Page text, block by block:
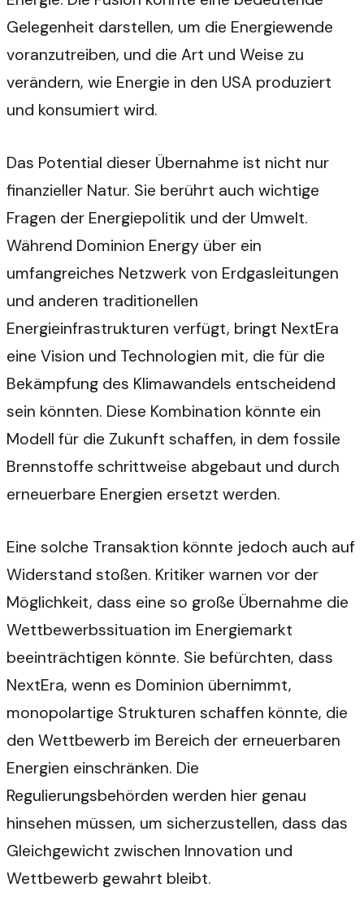
Gelegenheit darstellen, um die Energiewende
voranzutreiben, und die Art und Weise zu
verändern, wie Energie in den USA produziert
und konsumiert wird.
Das Potential dieser Übernahme ist nicht nur
finanzieller Natur. Sie berührt auch wichtige
Fragen der Energiepolitik und der Umwelt.
Während Dominion Energy über ein
umfangreiches Netzwerk von Erdgasleitungen
und anderen traditionellen
Energieinfrastrukturen verfügt, bringt NextEra
eine Vision und Technologien mit, die für die
Bekämpfung des Klimawandels entscheidend
sein könnten. Diese Kombination könnte ein
Modell für die Zukunft schaffen, in dem fossile
Brennstoffe schrittweise abgebaut und durch
erneuerbare Energien ersetzt werden.
Eine solche Transaktion könnte jedoch auch auf
Widerstand stoßen. Kritiker warnen vor der
Möglichkeit, dass eine so große Übernahme die
Wettbewerbssituation im Energiemarkt
beeinträchtigen könnte. Sie befürchten, dass
NextEra, wenn es Dominion übernimmt,
monopolartige Strukturen schaffen könnte, die
den Wettbewerb im Bereich der erneuerbaren
Energien einschränken. Die
Regulierungsbehörden werden hier genau
hinsehen müssen, um sicherzustellen, dass das
Gleichgewicht zwischen Innovation und
Wettbewerb gewahrt bleibt.